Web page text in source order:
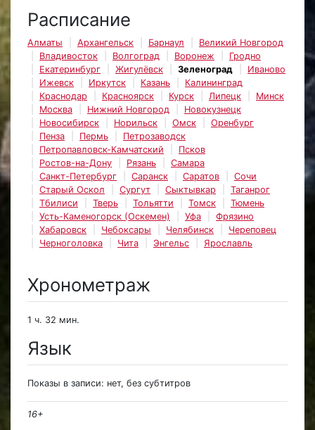
Расписание
Алматы Архангельск Барнаул
Великий Новгород
Владивосток
Волгоград Воронеж
Гродно
Екатеринбург
Жигулёвск Зеленоград
Иваново
Ижевск
Иркутск Казань
Калининград
Краснодар
Красноярск Курск Липецк
Минск
Москва
Нижний Новгород
Новокузнецк
Новосибирск
Норильск Омск
Оренбург
Пенза
Пермь
Петрозаводск
Петропавловск-Камчатский
Псков
Ростов-на-Дону
Рязань
Самара
Санкт-Петербург
Саранск Саратов
Сочи
Старый Оскол
Сургут Сыктывкар
Таганрог
Тбилиси
Тверь Тольятти Томск
Тюмень
Усть-Каменогорск (Оскемен)
Уфа
Фрязино
Хабаровск
Чебоксары Челябинск
Череповец
Черноголовка
Чита Энгельс Ярославль
Хронометраж
1 ч. 32 мин.
Язык
Показы в записи: нет, без субтитров
16+